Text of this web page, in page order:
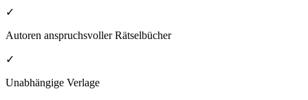
✓
Autoren anspruchsvoller Rätselbücher
✓
Unabhängige Verlage